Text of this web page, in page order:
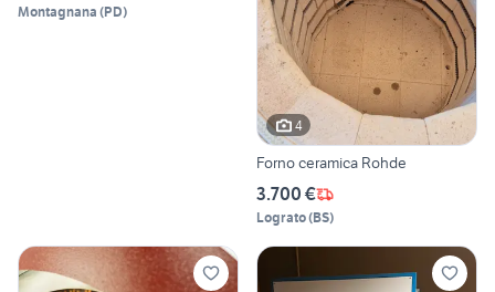
Montagnana (PD)
4
Forno ceramica Rohde
3.700 €
Lograto(BS)